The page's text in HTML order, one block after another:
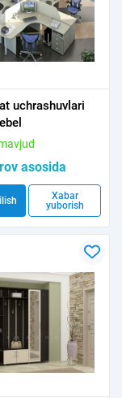
uchrashuvlari
asosida
Xabar
yuborish